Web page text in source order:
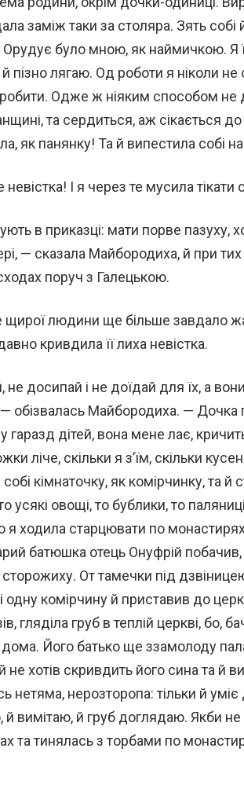
заміж таки за столяра. Зять собі
було мною, як наймичкою. Я
пізно лягаю. Од роботи я ніколи
Одже ж ніяким способом не
та сердиться, аж сікається до
як панянку! Та й випестила собі
І я через те мусила тікати
в приказці: мати порве пазуху,
— сказала Майбородиха, й при тих
поруч з Галецькою.
щирої людини ще більше завдало
кривдила її лиха невістка.
досипай і не доїдай для їх, а вони
обізвалась Майбородиха. — Дочка
дітей, вона мене лає,
ліче, скільки я з’їм, скільки
кімнаточку, як комірчинку, та
усякі овощі, то бублики, то
я ходила старцювати по
батюшка отець Онуфрій побачив,
От тамечки під
одну комірчину й приставив до
гляділа груб в теплій церкві, бо,
Його батько ще ззамолоду
не хотів скривдить його сина та й
нетяма, нерозторопа: тільки й
вимітаю, й груб доглядаю. Якби не
та тинялась з торбами по